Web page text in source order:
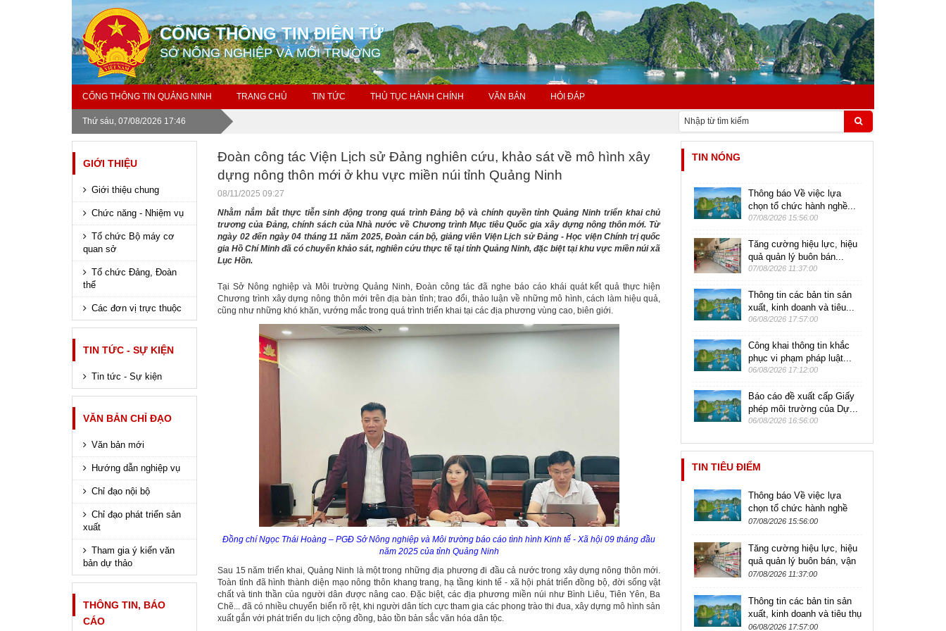
CỔNG THÔNG TIN ĐIỆN TỬ
SỞ NÔNG NGHIỆP VÀ MÔI TRƯỜNG
CỔNG THÔNG TIN QUẢNG NINH TRANG CHỦ TIN TỨC THỦ TỤC HÀNH CHÍNH VĂN BẢN HỎI ĐÁP
Thứ sáu, 07/08/2026 17:46
GIỚI THIỆU
Giới thiệu chung
Chức năng - Nhiệm vụ
Tổ chức Bộ máy cơ
quan sở
Tổ chức Đảng, Đoàn
thể
Các đơn vị trực thuộc
TIN TỨC - SỰ KIỆN
Tin tức - Sự kiện
VĂN BẢN CHỈ ĐẠO
Văn bản mới
Hướng dẫn nghiệp vụ
Chỉ đạo nội bộ
Chỉ đạo phát triển sản
xuất
Tham gia ý kiến văn
bản dự thảo
THÔNG TIN, BÁO
CÁO
Đoàn công tác Viện Lịch sử Đảng nghiên cứu, khảo sát về mô hình xây
dựng nông thôn mới ở khu vực miền núi tỉnh Quảng Ninh
08/11/2025 09:27
Nhằm nắm bắt thực tiễn sinh động trong quá trình Đảng bộ và chính quyền tỉnh Quảng Ninh triển khai chủ
trương của Đảng, chính sách của Nhà nước về Chương trình Mục tiêu Quốc gia xây dựng nông thôn mới. Từ
ngày 02 đến ngày 04 tháng 11 năm 2025, Đoàn cán bộ, giảng viên Viện Lịch sử Đảng - Học viện Chính trị quốc
gia Hồ Chí Minh đã có chuyến khảo sát, nghiên cứu thực tế tại tỉnh Quảng Ninh, đặc biệt tại khu vực miền núi xã
Lục Hồn.
Tại Sở Nông nghiệp và Môi trường Quảng Ninh, Đoàn công tác đã nghe báo cáo khái quát kết quả thực hiện
Chương trình xây dựng nông thôn mới trên địa bàn tỉnh; trao đổi, thảo luận về những mô hình, cách làm hiệu quả,
cũng như những khó khăn, vướng mắc trong quá trình triển khai tại các địa phương vùng cao, biên giới.
Đồng chí Ngọc Thái Hoàng – PGĐ Sở Nông nghiệp và Môi trường báo cáo tình hình Kinh tế - Xã hội 09 tháng đầu
năm 2025 của tỉnh Quảng Ninh
Sau 15 năm triển khai, Quảng Ninh là một trong những địa phương đi đầu cả nước trong xây dựng nông thôn mới.
Toàn tỉnh đã hình thành diện mạo nông thôn khang trang, hạ tầng kinh tế - xã hội phát triển đồng bộ, đời sống vật
chất và tinh thần của người dân được nâng cao. Đặc biệt, các địa phương miền núi như Bình Liêu, Tiên Yên, Ba
Chẽ... đã có nhiều chuyển biến rõ rệt, khi người dân tích cực tham gia các phong trào thi đua, xây dựng mô hình sản
xuất gắn với phát triển du lịch cộng đồng, bảo tồn bản sắc văn hóa dân tộc.
TIN NÓNG
Thông báo Về việc lựa
chọn tổ chức hành nghề...
07/08/2026 15:56:00
Tăng cường hiệu lực, hiệu
quả quản lý buôn bán...
07/08/2026 11:37:00
Thông tin các bản tin sản
xuất, kinh doanh và tiêu...
06/08/2026 17:57:00
Công khai thông tin khắc
phục vi phạm pháp luật...
06/08/2026 17:12:00
Báo cáo đề xuất cấp Giấy
phép môi trường của Dự...
06/08/2026 16:56:00
TIN TIÊU ĐIỂM
Thông báo Về việc lựa
chọn tổ chức hành nghề
đấu giá tài sản để thực hiện
khoáng...
07/08/2026 15:56:00
Tăng cường hiệu lực, hiệu
quả quản lý buôn bán, vận
chuyển và sử dụng thuốc
sản...
07/08/2026 11:37:00
Thông tin các bản tin sản
xuất, kinh doanh và tiêu thụ
sản phẩm nông lâm thủy
06/08/2026 17:57:00